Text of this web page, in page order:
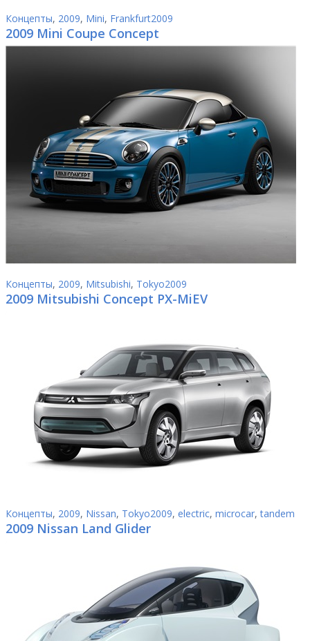
Концепты, 2009, Mini, Frankfurt2009
2009 Mini Coupe Concept
Концепты, 2009, Mitsubishi, Tokyo2009
2009 Mitsubishi Concept PX-MiEV
Концепты, 2009, Nissan, Tokyo2009, electric, microcar,tandem
2009 Nissan Land Glider